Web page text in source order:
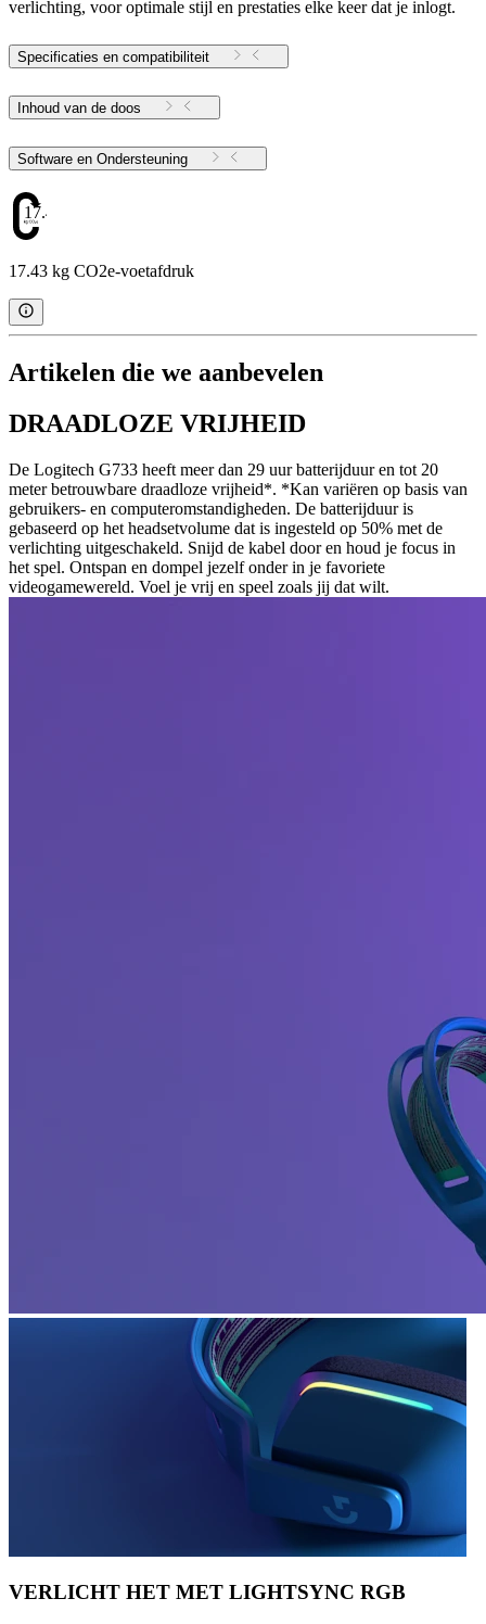
verlichting, voor optimale stijl en prestaties elke keer dat je inlogt.
Specificaties en compatibiliteit
Inhoud van de doos
Software en Ondersteuning
17.43
17.43 kg CO2e-voetafdruk
Artikelen die we aanbevelen
DRAADLOZE VRIJHEID
De Logitech G733 heeft meer dan 29 uur batterijduur en tot 20
meter betrouwbare draadloze vrijheid*. *Kan variëren op basis van
gebruikers- en computeromstandigheden. De batterijduur is
gebaseerd op het headsetvolume dat is ingesteld op 50% met de
verlichting uitgeschakeld. Snijd de kabel door en houd je focus in
het spel. Ontspan en dompel jezelf onder in je favoriete
videogamewereld. Voel je vrij en speel zoals jij dat wilt.
VERLICHT HET MET LIGHTSYNC RGB